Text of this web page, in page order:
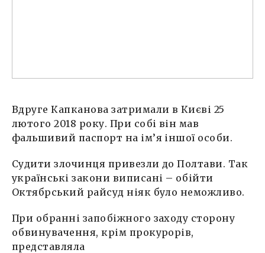
Вдруге Капканова затримали в Києві 25
лютого 2018 року. При собі він мав
фальшивий паспорт на ім’я іншої особи.
Судити злочинця привезли до Полтави. Так
українські закони виписані – обійти
Октябрський райсуд ніяк було неможливо.
При обранні запобіжного заходу сторону
обвинувачення, крім прокурорів,
представляла